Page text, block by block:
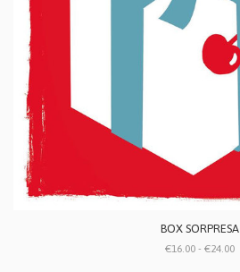
BOX SORPRESA
€16.00 - €24.00